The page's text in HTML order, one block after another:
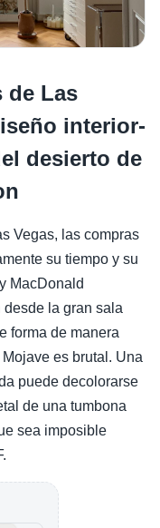
de Las
interior-
desierto de
Vegas, las compras
su tiempo y su
MacDonald
la gran sala
forma de manera
es brutal. Una
puede decolorarse
de una tumbona
sea imposible